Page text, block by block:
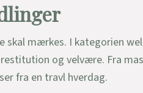
skal mærkes. I kategorien
og velvære. Fra
fra en travl hverdag.